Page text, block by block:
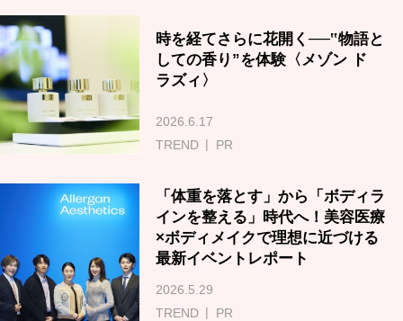
時を経てさらに花開く──‟物語と
しての香り”を体験〈メゾン ド
ラズィ〉
2026.6.17
TREND
PR
「体重を落とす」から「ボディラ
インを整える」時代へ！美容医療
×ボディメイクで理想に近づける
最新イベントレポート
2026.5.29
TREND
PR